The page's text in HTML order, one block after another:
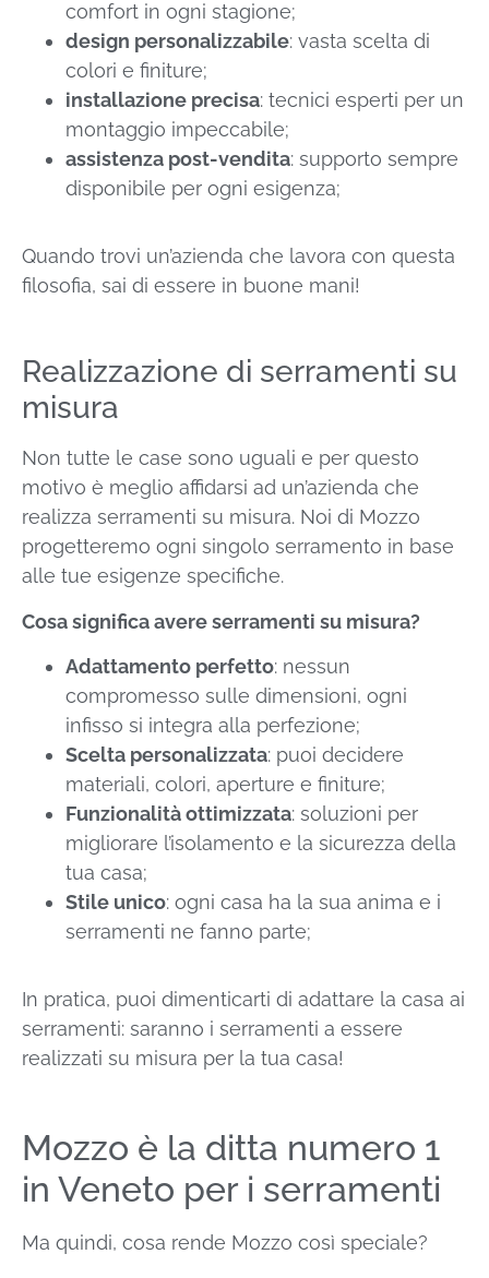
comfort in ogni stagione;
design personalizzabile: vasta scelta di
colori e finiture;
installazione precisa: tecnici esperti per un
montaggio impeccabile;
assistenza post-vendita: supporto sempre
disponibile per ogni esigenza;
Quando trovi un’azienda che lavora con questa
filosofia, sai di essere in buone mani!
Realizzazione di serramenti su
misura
Non tutte le case sono uguali e per questo
motivo è meglio affidarsi ad un’azienda che
realizza serramenti su misura. Noi di Mozzo
progetteremo ogni singolo serramento in base
alle tue esigenze specifiche.
Cosa significa avere serramenti su misura?
Adattamento perfetto: nessun
compromesso sulle dimensioni, ogni
infisso si integra alla perfezione;
Scelta personalizzata: puoi decidere
materiali, colori, aperture e finiture;
Funzionalità ottimizzata: soluzioni per
migliorare l’isolamento e la sicurezza della
tua casa;
Stile unico: ogni casa ha la sua anima e i
serramenti ne fanno parte;
In pratica, puoi dimenticarti di adattare la casa ai
serramenti: saranno i serramenti a essere
realizzati su misura per la tua casa!
Mozzo è la ditta numero 1
in Veneto per i serramenti
Ma quindi, cosa rende Mozzo così speciale?